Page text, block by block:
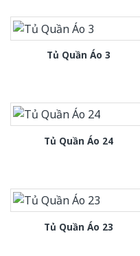
Tủ Quần Áo 3
Tủ Quần Áo 24
Tủ Quần Áo 23